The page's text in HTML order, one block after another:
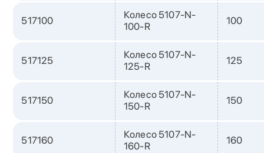
517100
Колесо 5107-N-
100-R
100
517125
Колесо 5107-N-
125-R
125
517150
Колесо 5107-N-
150-R
150
517160
Колесо 5107-N-
160-R
160